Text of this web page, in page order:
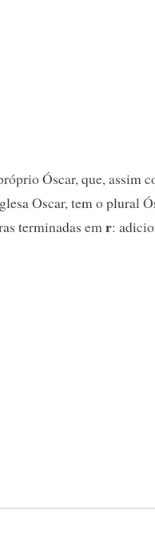
Óscar, que, assim
Oscar, tem o plural
terminadas emr: